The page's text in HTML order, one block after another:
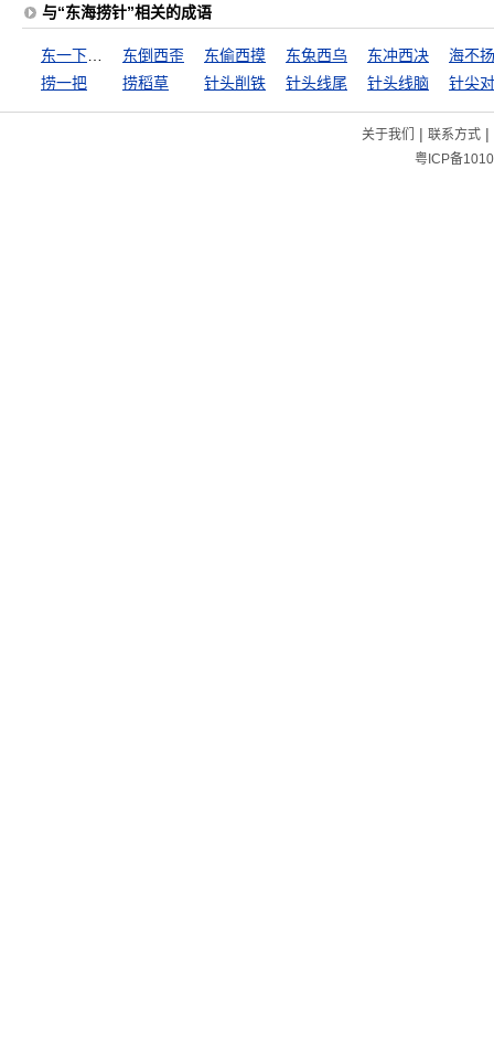
与“东海捞针”相关的成语
东倒西歪 东偷西摸 东兔西乌 东冲西决
海不
捞一把
捞稻草 针头削铁 针头线尾 针头线脑
关于我们 | 联系方式|
粤ICP备